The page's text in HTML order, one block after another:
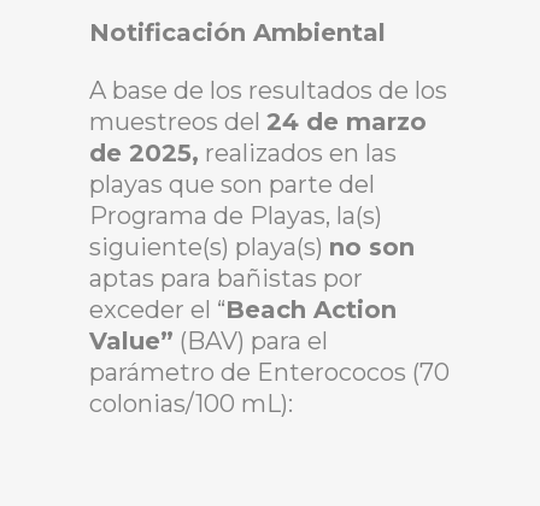
Notificación Ambiental
A base de los resultados de los
muestreos del 24 de marzo
de 2025, realizados en las
playas que son parte del
Programa de Playas, la(s)
siguiente(s) playa(s) no son
aptas para bañistas por
exceder el “Beach Action
Value” (BAV) para el
parámetro de Enterococos (70
colonias/100 mL):